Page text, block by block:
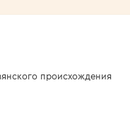
происхождения